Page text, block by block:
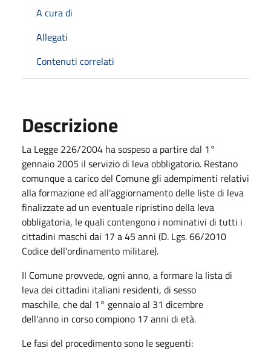
A cura di
Allegati
Contenuti correlati
Descrizione
La Legge 226/2004 ha sospeso a partire dal 1°
gennaio 2005 il servizio di leva obbligatorio. Restano
comunque a carico del Comune gli adempimenti relativi
alla formazione ed all’aggiornamento delle liste di leva
finalizzate ad un eventuale ripristino della leva
obbligatoria, le quali contengono i nominativi di tutti i
cittadini maschi dai 17 a 45 anni (D. Lgs. 66/2010
Codice dell’ordinamento militare).
Il Comune provvede, ogni anno, a formare la lista di
leva dei cittadini italiani residenti, di sesso
maschile, che dal 1° gennaio al 31 dicembre
dell'anno in corso compiono 17 anni di età.
Le fasi del procedimento sono le seguenti: